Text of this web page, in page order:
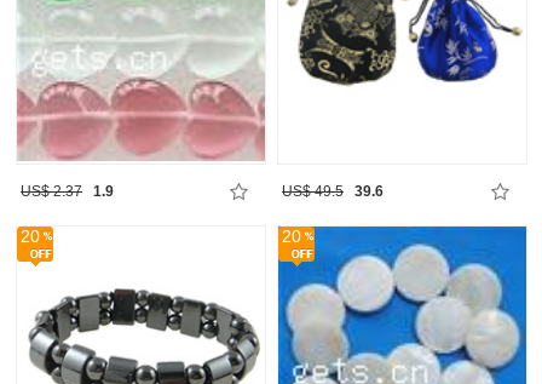
US$ 2.37 1.9 US$ 49.5 39.6
20 20